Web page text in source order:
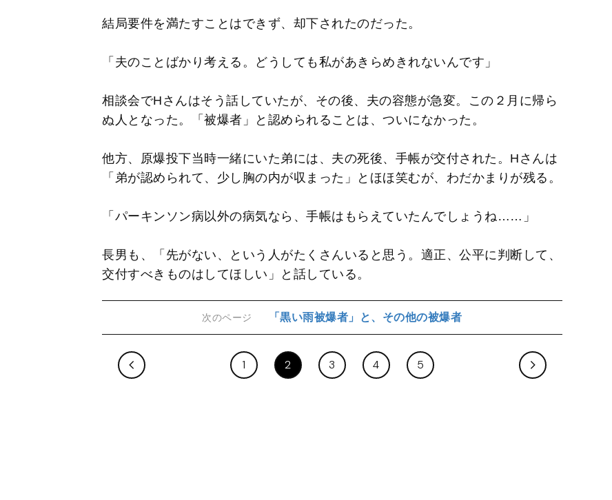
結局要件を満たすことはできず、却下されたのだった。
「夫のことばかり考える。どうしても私があきらめきれないんです」
相談会でHさんはそう話していたが、その後、夫の容態が急変。この２月に帰ら
ぬ人となった。「被爆者」と認められることは、ついになかった。
他方、原爆投下当時一緒にいた弟には、夫の死後、手帳が交付された。Hさんは
「弟が認められて、少し胸の内が収まった」とほほ笑むが、わだかまりが残る。
「パーキンソン病以外の病気なら、手帳はもらえていたんでしょうね……」
長男も、「先がない、という人がたくさんいると思う。適正、公平に判断して、
交付すべきものはしてほしい」と話している。
次のページ 「黒い雨被爆者」と、その他の被爆者
1 2 3 4 5